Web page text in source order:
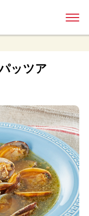
ッツア